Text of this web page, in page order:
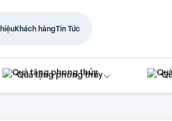
Khách hàngTin Tức
Quà tặng phong thủy